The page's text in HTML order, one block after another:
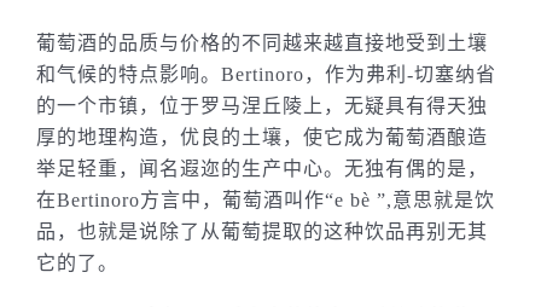
葡萄酒的品质与价格的不同越来越直接地受到土壤
和气候的特点影响。Bertinoro，作为弗利-切塞纳省
的一个市镇，位于罗马涅丘陵上，无疑具有得天独
厚的地理构造，优良的土壤，使它成为葡萄酒酿造
举足轻重，闻名遐迩的生产中心。无独有偶的是，
在Bertinoro方言中，葡萄酒叫作“e bè ”,意思就是饮
品，也就是说除了从葡萄提取的这种饮品再别无其
它的了。